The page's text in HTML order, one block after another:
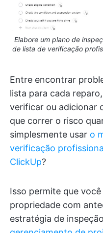
Elabore um plano de
de lista de verificação
Entre encontrar
lista para cada
verificar ou adicionar
que correr o risco
simplesmente usar o
verificação
ClickUp?
Isso permite que
propriedade com
estratégia de